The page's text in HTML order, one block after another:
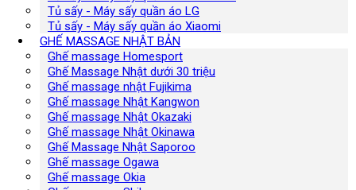
Tủ sấy - Máy sấy quần áo LG
Tủ sấy - Máy sấy quần áo Xiaomi
GHẾ MASSAGE NHẬT BẢN
Ghế massage Homesport
Ghế Massage Nhật dưới 30 triệu
Ghế massage nhật Fujikima
Ghế massage Nhật Kangwon
Ghế massage Nhật Okazaki
Ghế massage Nhật Okinawa
Ghế Massage Nhật Saporoo
Ghế massage Ogawa
Ghế massage Okia